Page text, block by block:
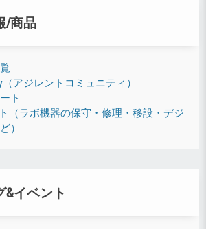
/商品
（アジレントコミュニティ）
ト
（ラボ機器の保守・修理・移設・デジ
）
&イベント